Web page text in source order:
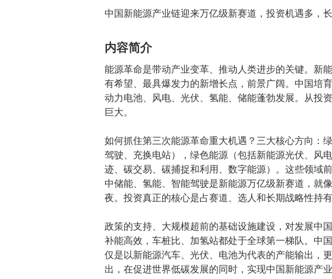
中国新能源产业链迎来万亿级新赛道，投资机遇多，长
内容简介
能源革命是带动产业变革、推动人类进步的关键。新
有希望、最具爆发力的新增长点，前景广阔。中国培
动力电池、风电、光伏、氢能、储能蓬勃发展。从投
巨大。
如何抓住第三次能源革命重大机遇？三大核心方向：
驾驶、充换电站），绿色能源（包括新能源光伏、风
迹、碳交易、碳捕捉和利用、数字能源）。这些领域
中储能、氢能、智能驾驶是新能源万亿级新赛道，就
夜。投资真正的核心是占赛道、选人和长期战略性持有
政策的支持、大规模超前的基础设施建设，对发展中
补能高效，车桩比、加氢站都处于全球第一梯队。中
仅是以新能源汽车、光伏、电池为代表的产能输出，
出，在促进世界低碳发展的同时，实现中国新能源产业